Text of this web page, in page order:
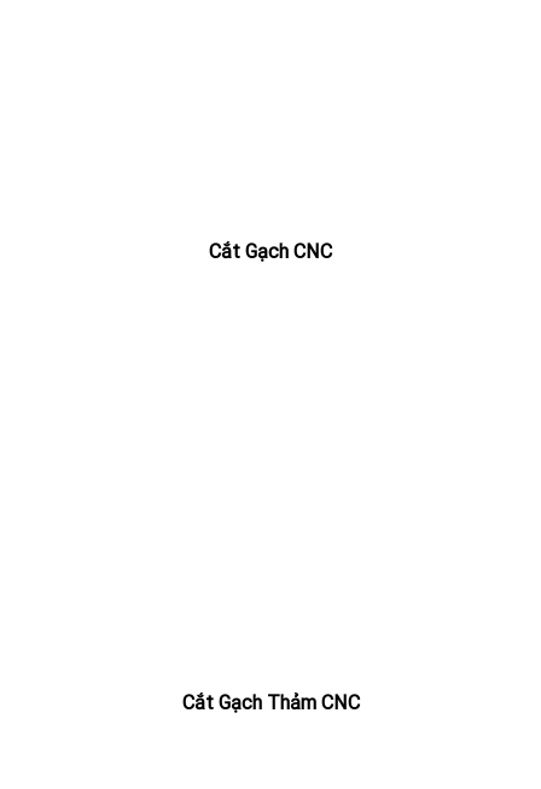
Cắt Gạch CNC
Cắt Gạch Thảm CNC